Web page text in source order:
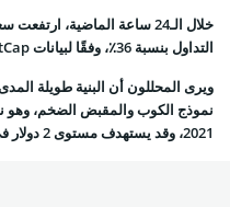
التداول بنسبة 36٪، وفقًا لبيانات CoinMarketCap.
ويرى المحللون أن البنية طويلة
نموذج الكوب والمقبض الضخم،
2021، وقد يستهدف مستوى 2 دولار في السنوات المقبلة.